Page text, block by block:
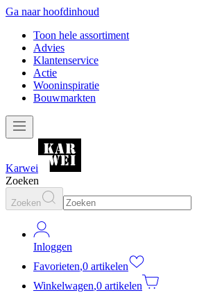
Ga naar hoofdinhoud
Toon hele assortiment
Advies
Klantenservice
Actie
Wooninspiratie
Bouwmarkten
Karwei
Zoeken
Zoeken
Inloggen
Favorieten,0 artikelen
Winkelwagen,0 artikelen